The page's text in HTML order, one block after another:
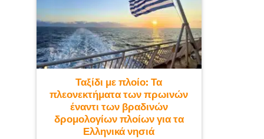
Ταξίδι με πλοίο: Τα
πλεονεκτήματα των πρωινών
έναντι των βραδινών
δρομολογίων πλοίων για τα
Ελληνικά νησιά